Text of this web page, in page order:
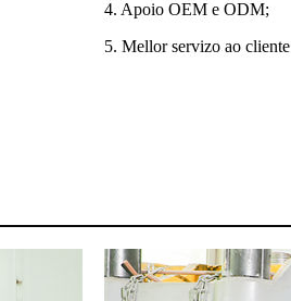
4. Apoio OEM e ODM;
5. Mellor servizo ao cliente